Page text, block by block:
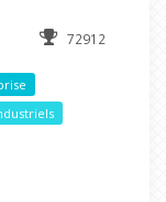
72912